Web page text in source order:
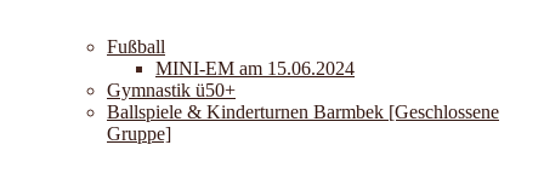
Fußball
MINI-EM am 15.06.2024
Gymnastik ü50+
Ballspiele & Kinderturnen Barmbek [Geschlossene
Gruppe]